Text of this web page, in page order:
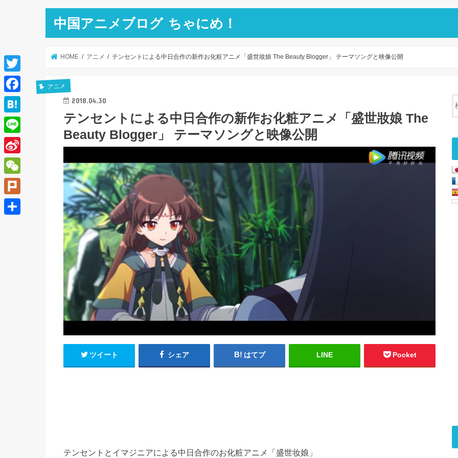
中国アニメブログ ちゃにめ！
HOME アニメ テンセントによる中日合作の新作お化粧アニメ「盛世妝娘 The Beauty Blogger」 テーマソングと映像公開
アニメ
2018.04.30
テンセントによる中日合作の新作お化粧アニメ「盛世妝娘 The
Beauty Blogger」 テーマソングと映像公開
ツイート シェア はてブ LINE Pocket
テンセントとイマジニアによる中日合作のお化粧アニメ「盛世妆娘」
T
w
i
t
e
r
F
a
c
e
b
o
o
k
H
a
t
e
a
L
i
n
e
S
i
n
a
W
e
C
P